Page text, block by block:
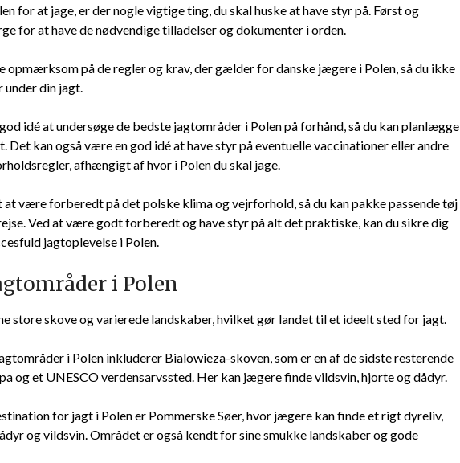
for at jage, er der nogle vigtige ting, du skal huske at have styr på. Først og
for at have de nødvendige tilladelser og dokumenter i orden.
på de regler og krav, der gælder for danske jægere i Polen, så du ikke
din jagt.
idé at undersøge de bedste jagtområder i Polen på forhånd, så du kan planlægge
Det kan også være en god idé at have styr på eventuelle vaccinationer eller andre
afhængigt af hvor i Polen du skal jage.
være forberedt på det polske klima og vejrforhold, så du kan pakke passende tøj
Ved at være godt forberedt og have styr på alt det praktiske, kan du sikre dig
jagtoplevelse i Polen.
i Polen
store skove og varierede landskaber, hvilket gør landet til et ideelt sted for jagt.
i Polen inkluderer Bialowieza-skoven, som er en af de sidste resterende
og et UNESCO verdensarvssted. Her kan jægere finde vildsvin, hjorte og dådyr.
for jagt i Polen er Pommerske Søer, hvor jægere kan finde et rigt dyreliv,
og vildsvin. Området er også kendt for sine smukke landskaber og gode